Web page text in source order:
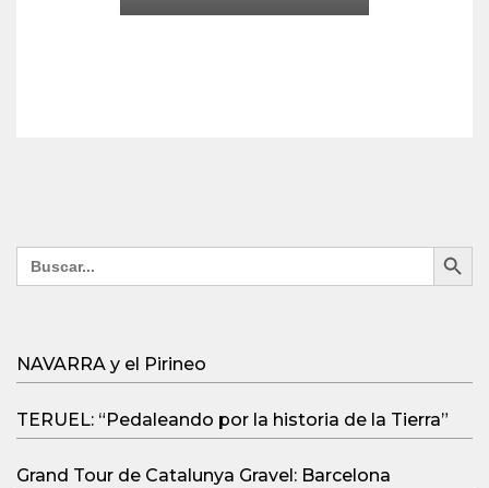
Search
for:
Search Button
NAVARRA y el Pirineo
TERUEL: “Pedaleando por la historia de la Tierra”
Grand Tour de Catalunya Gravel: Barcelona